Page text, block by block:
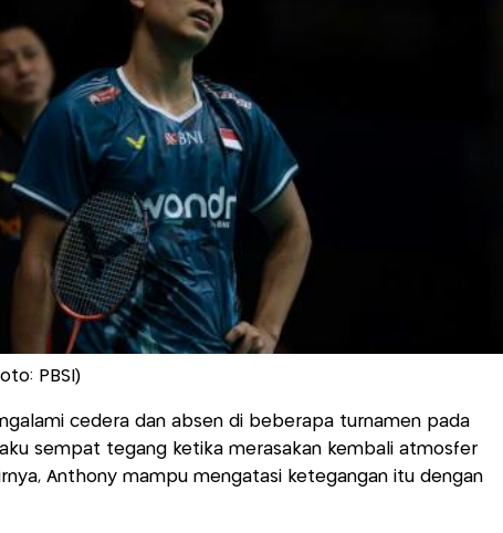
PBSI)
cedera dan absen di beberapa turnamen pada
sempat tegang ketika merasakan kembali atmosfer
Anthony mampu mengatasi ketegangan itu dengan